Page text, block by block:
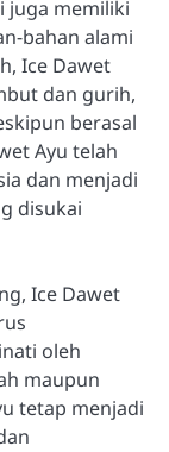
juga memiliki
bahan alami
Ice Dawet
dan gurih,
berasal
Ayu telah
dan menjadi
disukai
Ice Dawet
oleh
maupun
tetap menjadi